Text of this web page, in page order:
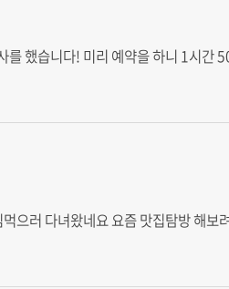
를 했습니다! 미리 예약을 하니 1시간
으러 다녀왔네요 요즘 맛집탐방 해보